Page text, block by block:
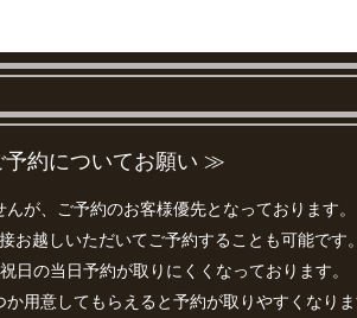
約についてお願い ≫
が、ご予約のお客様優先となっております。
お越しいただいてご予約することも可能です
の当日予約が取りにくくなっております。
用意してもらえると予約が取りやすくなり